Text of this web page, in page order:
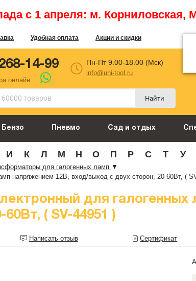
с 1 апреля: м. Корниловская,
Удобная оплата Акции и скидки
14-99
онлайн
Пн-Пт 9.00-18.00 (Мск)
info@uni-tool.ru
Найти
Бензо Пневмо Сад и отдых
И К Л М Н О П Р С Т У
для галогенных ламп ▼
напряжением 12В, вход/выход с двух сторон, 20-60Вт, (
для галогенных
( SV-44951 )
Написать отзыв Сертификат